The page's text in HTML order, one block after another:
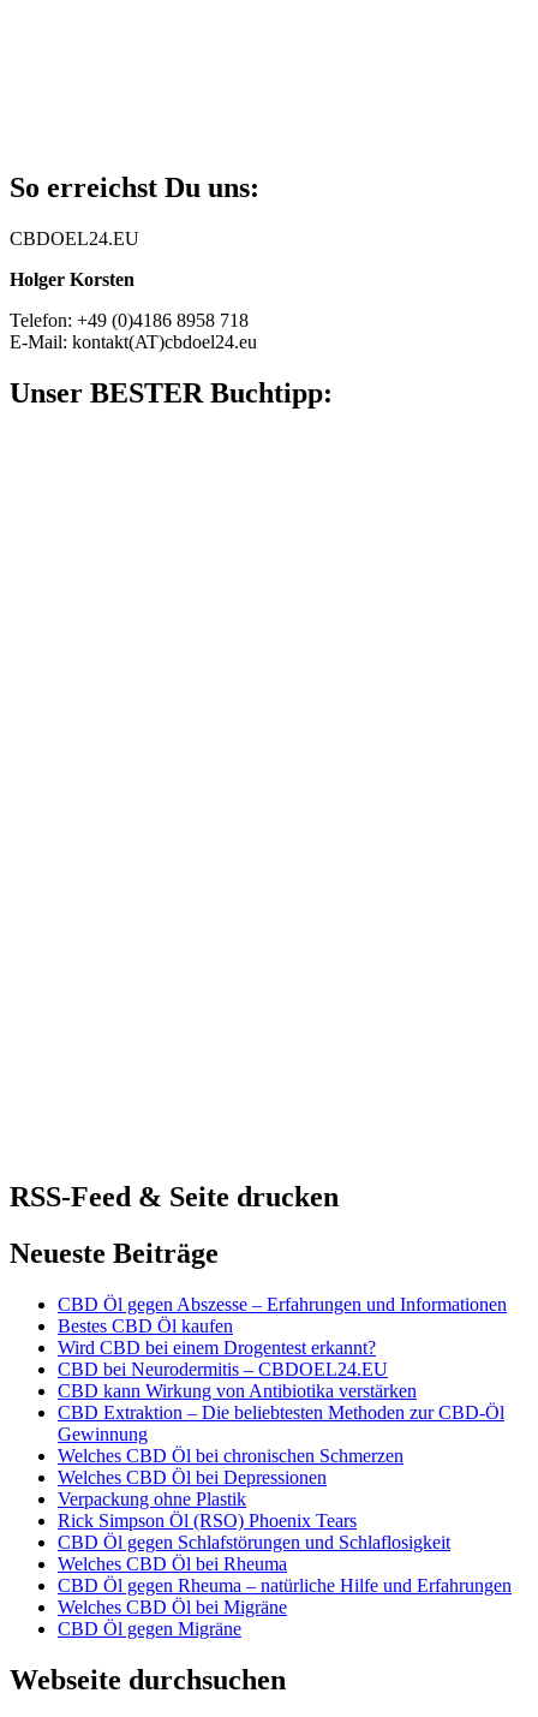
So erreichst Du uns:
CBDOEL24.EU
Holger Korsten
Telefon: +49 (0)4186 8958 718
E-Mail: kontakt(AT)cbdoel24.eu
Unser BESTER Buchtipp:
RSS-Feed & Seite drucken
Neueste Beiträge
CBD Öl gegen Abszesse – Erfahrungen und Informationen
Bestes CBD Öl kaufen
Wird CBD bei einem Drogentest erkannt?
CBD bei Neurodermitis – CBDOEL24.EU
CBD kann Wirkung von Antibiotika verstärken
CBD Extraktion – Die beliebtesten Methoden zur CBD-Öl
Gewinnung
Welches CBD Öl bei chronischen Schmerzen
Welches CBD Öl bei Depressionen
Verpackung ohne Plastik
Rick Simpson Öl (RSO) Phoenix Tears
CBD Öl gegen Schlafstörungen und Schlaflosigkeit
Welches CBD Öl bei Rheuma
CBD Öl gegen Rheuma – natürliche Hilfe und Erfahrungen
Welches CBD Öl bei Migräne
CBD Öl gegen Migräne
Webseite durchsuchen